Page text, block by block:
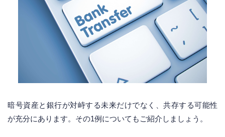
暗号資産と銀行が対峙する未来だけでなく、共存する可能性
が充分にあります。その1例についてもご紹介しましょう。